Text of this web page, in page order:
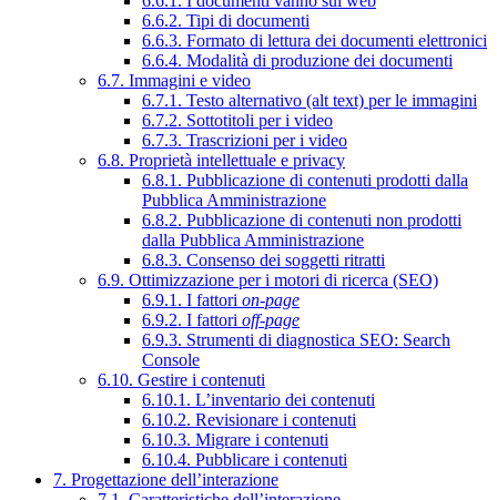
6.6.2. Tipi di documenti
6.6.3. Formato di lettura dei documenti elettronici
6.6.4. Modalità di produzione dei documenti
6.7. Immagini e video
6.7.1. Testo alternativo (alt text) per le immagini
6.7.2. Sottotitoli per i video
6.7.3. Trascrizioni per i video
6.8. Proprietà intellettuale e privacy
6.8.1. Pubblicazione di contenuti prodotti dalla
Pubblica Amministrazione
6.8.2. Pubblicazione di contenuti non prodotti
dalla Pubblica Amministrazione
6.8.3. Consenso dei soggetti ritratti
6.9. Ottimizzazione per i motori di ricerca (SEO)
6.9.1. I fattori on-page
6.9.2. I fattori off-page
6.9.3. Strumenti di diagnostica SEO: Search
Console
6.10. Gestire i contenuti
6.10.1. L’inventario dei contenuti
6.10.2. Revisionare i contenuti
6.10.3. Migrare i contenuti
6.10.4. Pubblicare i contenuti
7. Progettazione dell’interazione